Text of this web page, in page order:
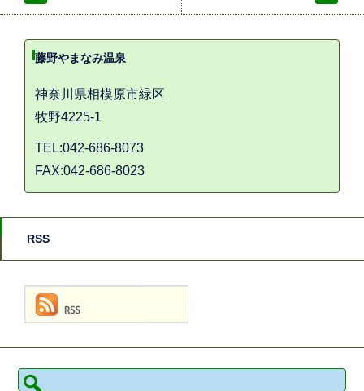
藤野やまなみ温泉
神奈川県相模原市緑区
牧野4225-1
TEL:042-686-8073
FAX:042-686-8023
RSS
検
索: